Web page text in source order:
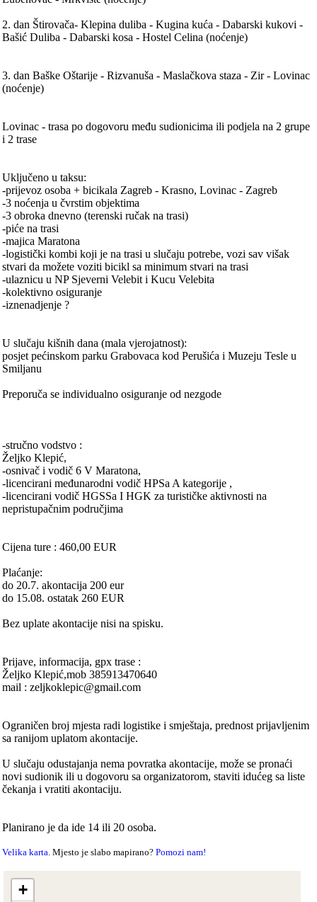
2. dan Štirovača- Klepina duliba - Kugina kuća - Dabarski kukovi -
Bašić Duliba - Dabarski kosa - Hostel Celina (noćenje)
3. dan Baške Oštarije - Rizvanuša - Maslačkova staza - Zir - Lovinac
(noćenje)
Lovinac - trasa po dogovoru među sudionicima ili podjela na 2 grupe
i 2 trase
Uključeno u taksu:
-prijevoz osoba + bicikala Zagreb - Krasno, Lovinac - Zagreb
-3 noćenja u čvrstim objektima
-3 obroka dnevno (terenski ručak na trasi)
-piće na trasi
-majica Maratona
-logistički kombi koji je na trasi u slučaju potrebe, vozi sav višak
stvari da možete voziti bicikl sa minimum stvari na trasi
-ulaznicu u NP Sjeverni Velebit i Kucu Velebita
-kolektivno osiguranje
-iznenadjenje ?
U slučaju kišnih dana (mala vjerojatnost):
posjet pećinskom parku Grabovaca kod Perušića i Muzeju Tesle u
Smiljanu
Preporuča se individualno osiguranje od nezgode
-stručno vodstvo :
Željko Klepić,
-osnivač i vodič 6 V Maratona,
-licencirani međunarodni vodič HPSa A kategorije ,
-licencirani vodič HGSSa I HGK za turističke aktivnosti na
nepristupačnim područjima
Cijena ture : 460,00 EUR
Plaćanje:
do 20.7. akontacija 200 eur
do 15.08. ostatak 260 EUR
Bez uplate akontacije nisi na spisku.
Prijave, informacija, gpx trase :
Željko Klepić,mob 385913470640
mail : zeljkoklepic@gmail.com
Ograničen broj mjesta radi logistike i smještaja, prednost prijavljenim
sa ranijom uplatom akontacije.
U slučaju odustajanja nema povratka akontacije, može se pronaći
novi sudionik ili u dogovoru sa organizatorom, staviti idućeg sa liste
čekanja i vratiti akontaciju.
Planirano je da ide 14 ili 20 osoba.
Velika karta. Mjesto je slabo mapirano?Pomozi nam!
+